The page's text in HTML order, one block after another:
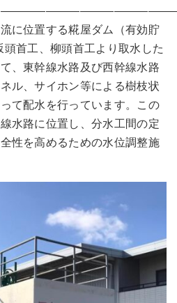
に位置する糀屋ダム（有効貯
首工、柳頭首工より取水した
、東幹線水路及び西幹線水路
ル、サイホン等による樹枝状
て配水を行っています。この
水路に位置し、分水工間の定
性を高めるための水位調整施